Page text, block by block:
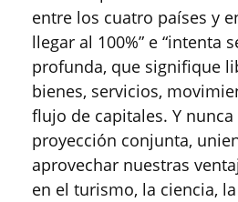
entre los cuatro países y
llegar al 100%” e “intenta
profunda, que signifique
bienes, servicios,
flujo de capitales. Y
proyección conjunta,
aprovechar nuestras
en el turismo, la ciencia,